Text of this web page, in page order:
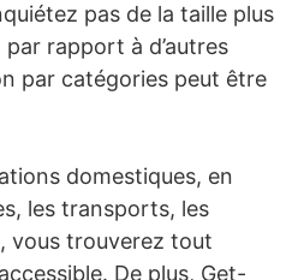
pas de la taille plus
rapport à d’autres
par catégories peut être
domestiques, en
les transports, les
vous trouverez tout
De plus, Get-